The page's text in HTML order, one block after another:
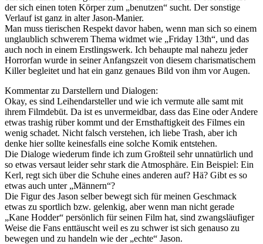
der sich einen toten Körper zum „benutzen“ sucht. Der sonstige
Verlauf ist ganz in alter Jason-Manier.
Man muss tierischen Respekt davor haben, wenn man sich so einem
unglaublich schwerem Thema widmet wie „Friday 13th“, und das
auch noch in einem Erstlingswerk. Ich behaupte mal nahezu jeder
Horrorfan wurde in seiner Anfangszeit von diesem charismatischem
Killer begleitet und hat ein ganz genaues Bild von ihm vor Augen.
Kommentar zu Darstellern und Dialogen:
Okay, es sind Leihendarsteller und wie ich vermute alle samt mit
ihrem Filmdebüt. Da ist es unvermeidbar, dass das Eine oder Andere
etwas trashig rüber kommt und der Ernsthaftigkeit des Filmes ein
wenig schadet. Nicht falsch verstehen, ich liebe Trash, aber ich
denke hier sollte keinesfalls eine solche Komik entstehen.
Die Dialoge wiederum finde ich zum Großteil sehr unnatürlich und
so etwas versaut leider sehr stark die Atmosphäre. Ein Beispiel: Ein
Kerl, regt sich über die Schuhe eines anderen auf? Hä? Gibt es so
etwas auch unter „Männern“?
Die Figur des Jason selber bewegt sich für meinen Geschmack
etwas zu sportlich bzw. gelenkig, aber wenn man nicht gerade
„Kane Hodder“ persönlich für seinen Film hat, sind zwangsläufiger
Weise die Fans enttäuscht weil es zu schwer ist sich genauso zu
bewegen und zu handeln wie der „echte“ Jason.